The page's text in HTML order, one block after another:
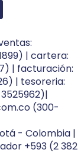
| cartera:
| facturación:
| tesoreria:
(300-
- Colombia |
+593 (2 382